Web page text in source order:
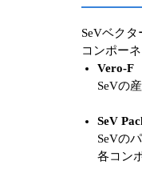
SeVベク
コンポー
Vero-F
SeVの
SeV
SeVの
各コン